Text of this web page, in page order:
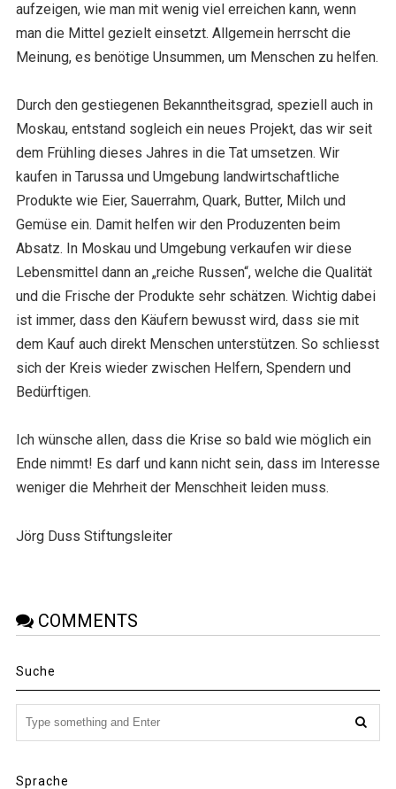
aufzeigen, wie man mit wenig viel erreichen kann, wenn
man die Mittel gezielt einsetzt. Allgemein herrscht die
Meinung, es benötige Unsummen, um Menschen zu helfen.
Durch den gestiegenen Bekanntheitsgrad, speziell auch in
Moskau, entstand sogleich ein neues Projekt, das wir seit
dem Frühling dieses Jahres in die Tat umsetzen. Wir
kaufen in Tarussa und Umgebung landwirtschaftliche
Produkte wie Eier, Sauerrahm, Quark, Butter, Milch und
Gemüse ein. Damit helfen wir den Produzenten beim
Absatz. In Moskau und Umgebung verkaufen wir diese
Lebensmittel dann an „reiche Russen“, welche die Qualität
und die Frische der Produkte sehr schätzen. Wichtig dabei
ist immer, dass den Käufern bewusst wird, dass sie mit
dem Kauf auch direkt Menschen unterstützen. So schliesst
sich der Kreis wieder zwischen Helfern, Spendern und
Bedürftigen.
Ich wünsche allen, dass die Krise so bald wie möglich ein
Ende nimmt! Es darf und kann nicht sein, dass im Interesse
weniger die Mehrheit der Menschheit leiden muss.
Jörg Duss Stiftungsleiter
COMMENTS
Suche
Sprache